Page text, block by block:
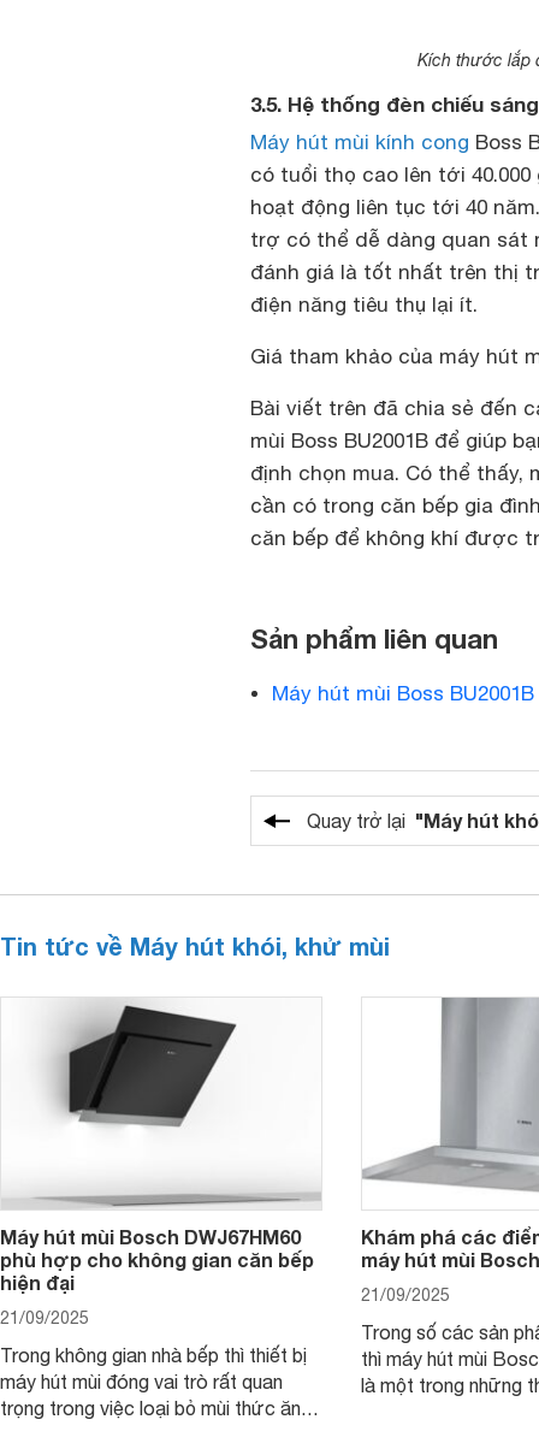
Kích thước lắp
3.5. Hệ thống đèn chiếu
Máy hút mùi kính cong Boss
có tuổi thọ cao lên tới
hoạt động liên tục tới 40
trợ có thể dễ dàng quan sát
đánh giá là tốt nhất trên thị
điện năng tiêu thụ lại ít.
Giá tham khảo của máy hút
Bài viết trên đã chia sẻ đến
mùi Boss BU2001B để giúp
định chọn mua. Có thể thấy,
cần có trong căn bếp gia
căn bếp để không khí được
Sản phẩm liên quan
Máy hút mùi Boss BU2001B
Quay trở lại "Máy hút
Tin tức về Máy hút khói, khử mùi
Máy hút mùi Bosch DWJ67HM60
phù hợp cho không gian căn bếp
hiện đại
21/09/2025
Trong không gian nhà bếp thì thiết bị
máy hút mùi đóng vai trò rất quan
trọng trong việc loại bỏ mùi thức ăn,
Khám phá các
máy hút mùi
21/09/2025
Trong số các sản
thì máy hút mùi
là một trong những